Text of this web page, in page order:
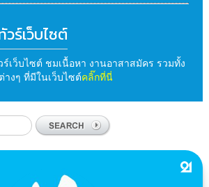
ร์เว็บไซต์
ร์เว็บไซต์ ชมเนื้อหา งานอาสาสมัคร รวมทั้ง
างๆ ที่มีในเว็บไซต์คลิ๊กที่นี่